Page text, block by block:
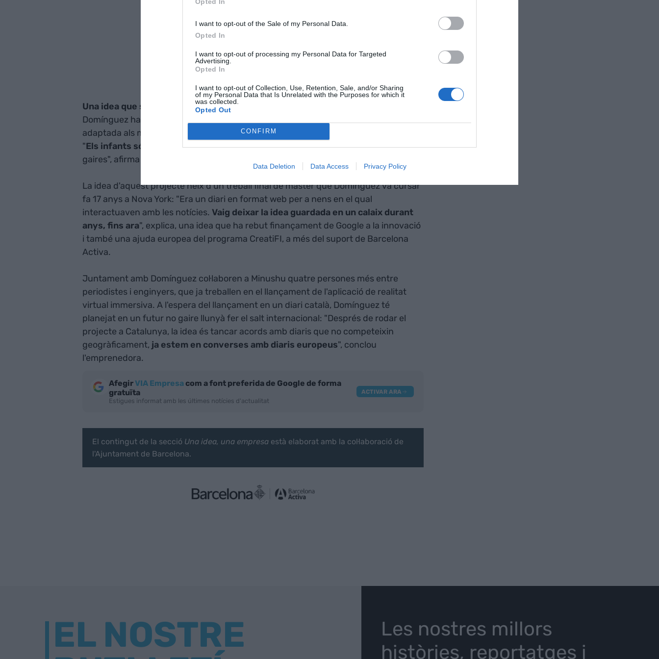
I want to opt-out of the Sale of my Personal Data.
Opted In
I want to opt-out of processing my Personal Data for Targeted
Advertising.
Opted In
I want to opt-out of Collection, Use, Retention, Sale, and/or Sharing
of my Personal Data that Is Unrelated with the Purposes for which it
was collected.
Opted Out
CONFIRM
Data Deletion Data Access Privacy Policy
Una idea que sedueix a Google
Domínguez ha estat sempre molt interessada pel món digital i la informació
adaptada als més petits, de fet va ser coordinadora de
"Els infants són una audiència potenciali, tot i que hi ha mitjans adaptats, no són
gaires", afirma la periodista.
La idea d'aquest projecte neix d'un treball final de màster que Domínguez va cursar
fa 17 anys a Nova York: "Era un diari en format web per a nens en el qual
interactuaven amb les notícies. Vaig deixar la idea guardada en un calaix durant
anys, fins ara", explica, una idea que ha rebut finançament de Google a la innovació
i també una ajuda europea del programa CreatiFI, a més del suport de Barcelona
Activa.
Juntament amb Domínguez col·laboren a Minushu quatre persones més entre
periodistes i enginyers, que ja treballen en el llançament de l'aplicació de realitat
virtual immersiva. A l'espera del llançament en un diari català, Domínguez té
planejat en un futur no gaire llunyà fer el salt internacional: "Després de rodar el
projecte a Catalunya, la idea és tancar acords amb diaris que no competeixin
geogràficament, ja estem en converses amb diaris europeus", conclou
l'emprenedora.
AfegirVIA Empresacom a font preferida de Google de forma
gratuïta
Estigues informat amb les últimes notícies d'actualitat
ACTIVAR ARA
El contingut de la secció Una idea, una empresa està elaborat amb la col·laboració de
l'Ajuntament de Barcelona.
EL NOSTRE
Les nostres millors
històries, reportatges i